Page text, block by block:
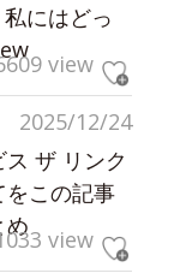
にはどっ
view
2025/12/24
ス ザ リンク
をこの記事
め
view